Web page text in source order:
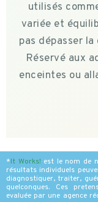
utilisés
variée et
pas dépasser
Réservé aux
enceintes ou
*It Works! est le nom de
résultats individuels
diagnostiquer, traiter,
quelconques. Ces
evaluée par une agence